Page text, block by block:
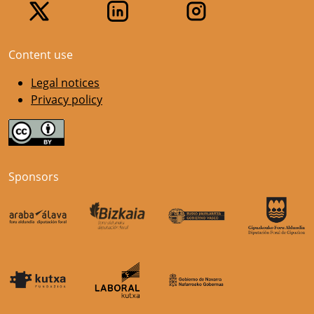
Content use
Legal notices
Privacy policy
Sponsors